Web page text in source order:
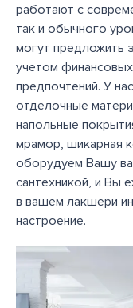
работают с
так и обычного
могут предложить
учетом
предпочтений. У
отделочные
напольные
мрамор, шикарная
оборудуем Вашу
сантехникой, и Вы
в вашем лакшери
настроение.